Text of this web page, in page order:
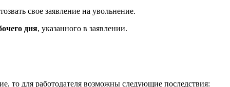
свое заявление на увольнение.
дня, указанного в заявлении.
то для работодателя возможны следующие последствия: